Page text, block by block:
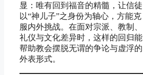
显：唯有回到福音的精髓，让信徒
以“神儿子”之身份为轴心，方能克
服内外挑战。在面对宗派、教制、
礼仪与文化差异时，这样的回归能
帮助教会摆脱无谓的争论与虚浮的
外表形式。